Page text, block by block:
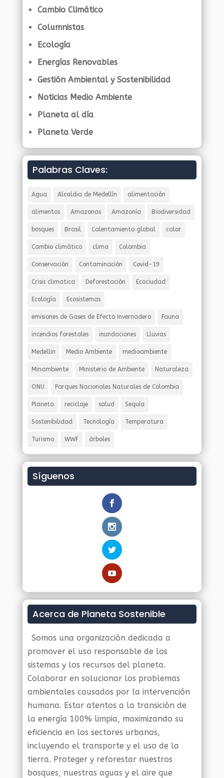
Cambio Climático
Columnistas
Ecología
Energías Renovables
Gestión Ambiental y Sostenibilidad
Noticias Medio Ambiente
Planeta al día
Planeta Verde
Palabras Claves:
Agua Alcaldia de Medellín alimentación
alimentos Amazonas Amazonía Biodiversidad
bosques Brasil Calentamiento global calor
Cambio climático clima Colombia
Conservación Contaminación Covid-19
Crisis climatica Deforestación Ecociudad
Ecología Ecosistemas
emisiones de Gases de Efecto Invernadero Fauna
incendios forestales inundaciones Lluvias
Medellin Medio Ambiente medioambiente
Minambiente Ministerio de Ambiente Naturaleza
ONU Parques Nacionales Naturales de Colombia
Planeta reciclaje salud Sequía
Sostenibilidad Tecnología Temperatura
Turismo WWF árboles
Síguenos
Acerca de Planeta Sostenible
Somos una organización dedicada a
promover el uso responsable de los
sistemas y los recursos del planeta.
Colaborar en solucionar los problemas
ambientales causados por la intervención
humana. Estar atentos a la transición de
la energía 100% limpia, maximizando su
eficiencia en los sectores urbanos,
incluyendo el transporte y el uso de la
tierra. Proteger y reforestar nuestros
bosques, nuestras aguas y el aire que